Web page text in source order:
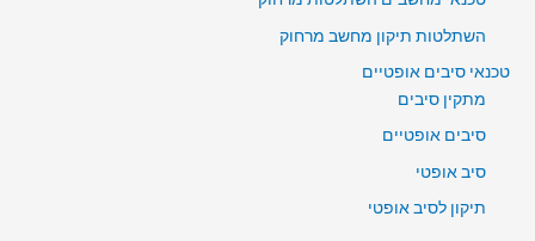
השתלטות תיקון מחשב מרחוק
טכנאי סיבים אופטיים
מתקין סיבים
סיבים אופטיים
סיב אופטי
תיקון לסיב אופטי